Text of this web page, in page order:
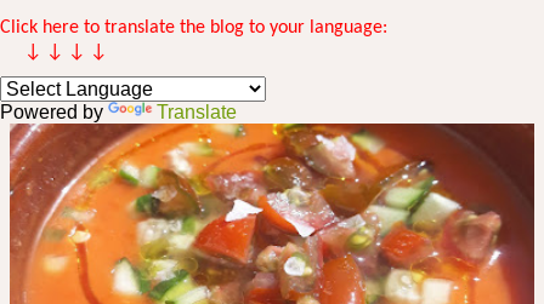
t
a
d
a
s
Click here to translate the blog to your language:
↓ ↓ ↓ ↓
Powered by Translate